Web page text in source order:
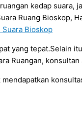
kedap suara,
Ruang Bioskop,
Suara Bioskop
yang tepat.Selain
Ruangan,